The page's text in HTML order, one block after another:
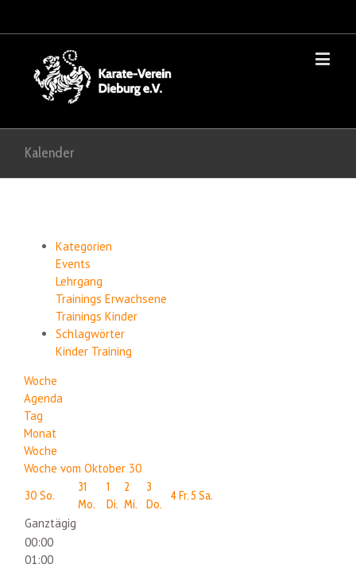
Kalender
Kategorien
Events
Lehrgang
Trainings Erwachsene
Trainings Kinder
Schlagwörter
Kinder Training
Woche
Agenda
Tag
Monat
Woche
Woche vom Oktober 30
30 So.
31
Mo.
1
Di.
2
Mi.
3
Do.
4Fr.5 Sa.
Ganztägig
00:00
01:00